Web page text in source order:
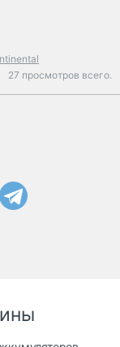
27 просмотров всего.